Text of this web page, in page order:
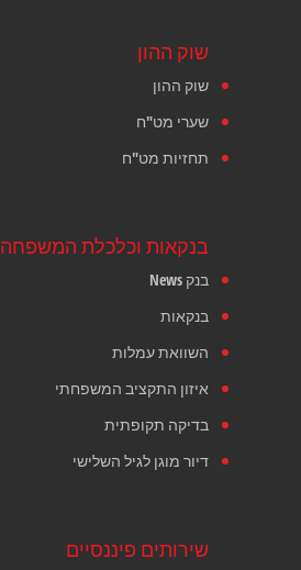
שוק ההון
שוק ההון
שערי מט"ח
תחזיות מט"ח
בנקאות וכלכלת המשפחה
בנק News
בנקאות
השוואת עמלות
איזון התקציב המשפחתי
בדיקה תקופתית
דיור מוגן לגיל השלישי
שירותים פיננסיים